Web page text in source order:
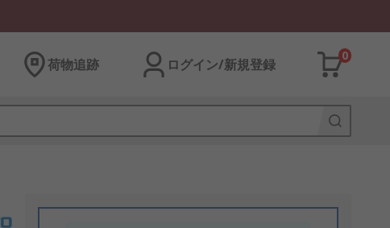
荷物追跡 ログイン/新規登録
0